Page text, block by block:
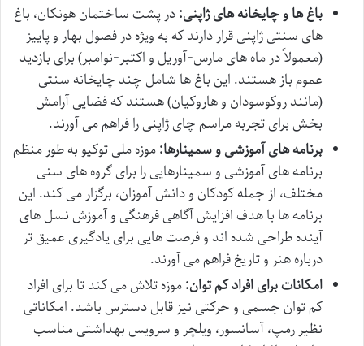
باغ ها و چایخانه های ژاپنی:در پشت ساختمان هونکان، باغ
های سنتی ژاپنی قرار دارند که به ویژه در فصول بهار و پاییز
(معمولاً در ماه های مارس-آوریل و اکتبر-نوامبر) برای بازدید
عموم باز هستند. این باغ ها شامل چند چایخانه سنتی
(مانند روکوسودان و هاروکیان) هستند که فضایی آرامش
بخش برای تجربه مراسم چای ژاپنی را فراهم می آورند.
برنامه های آموزشی و سمینارها:موزه ملی توکیو به طور منظم
برنامه های آموزشی و سمینارهایی را برای گروه های سنی
مختلف، از جمله کودکان و دانش آموزان، برگزار می کند. این
برنامه ها با هدف افزایش آگاهی فرهنگی و آموزش نسل های
آینده طراحی شده اند و فرصت هایی برای یادگیری عمیق تر
درباره هنر و تاریخ فراهم می آورند.
امکانات برای افراد کم توان:موزه تلاش می کند تا برای افراد
کم توان جسمی و حرکتی نیز قابل دسترس باشد. امکاناتی
نظیر رمپ، آسانسور، ویلچر و سرویس بهداشتی مناسب